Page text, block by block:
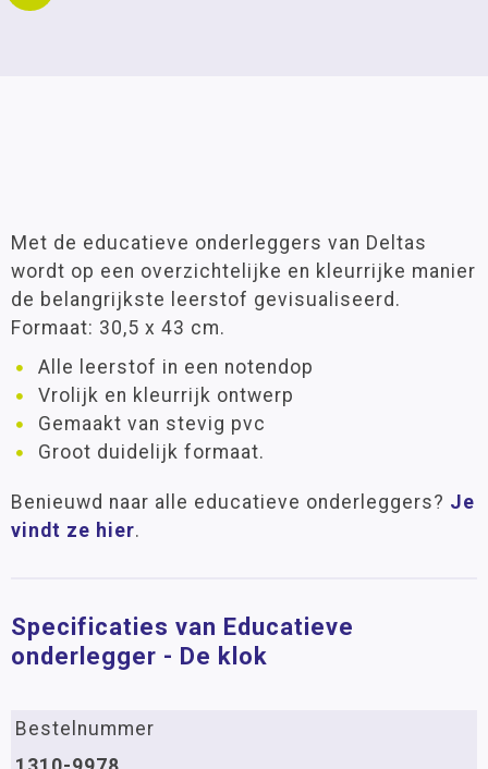
Met de educatieve onderleggers van Deltas
wordt op een overzichtelijke en kleurrijke manier
de belangrijkste leerstof gevisualiseerd.
Formaat: 30,5 x 43 cm.
Alle leerstof in een notendop
Vrolijk en kleurrijk ontwerp
Gemaakt van stevig pvc
Groot duidelijk formaat.
Benieuwd naar alle educatieve onderleggers? Je
vindt ze hier.
Specificaties van Educatieve
onderlegger - De klok
Bestelnummer